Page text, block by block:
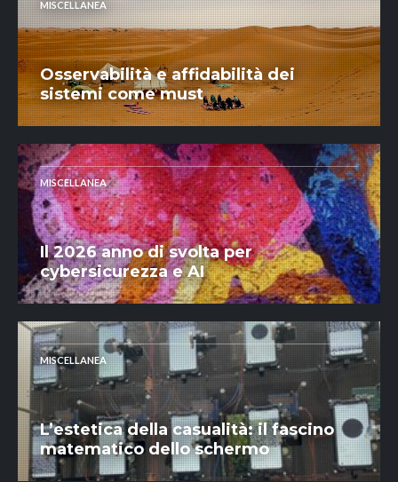
MISCELLANEA
Osservabilità e affidabilità dei
sistemi come must
MISCELLANEA
Il 2026 anno di svolta per
cybersicurezza e AI
MISCELLANEA
L’estetica della casualità: il fascino
matematico dello schermo